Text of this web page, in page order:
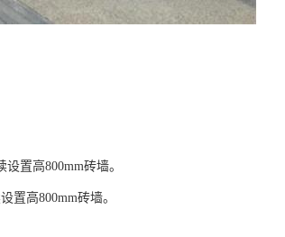
置高800mm砖墙。
置高800mm砖墙。